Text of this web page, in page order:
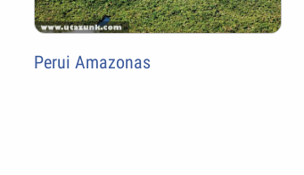
Perui Amazonas